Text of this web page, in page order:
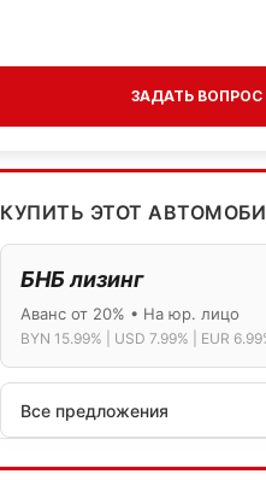
ЗАДАТЬ ВОПРОС
КУПИТЬ ЭТОТ
БНБ лизинг
Аванс от 20% • На юр. лицо
BYN 15.99% | USD 7.99% | EUR
Все предложения
АСБ лизинг